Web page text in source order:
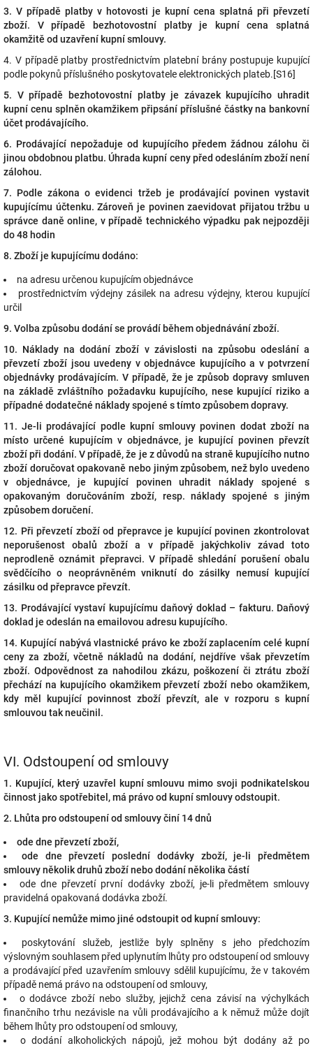
3. V případě platby v hotovosti je kupní cena splatná při převzetí
zboží. V případě bezhotovostní platby je kupní cena splatná
okamžitě od uzavření kupní smlouvy.
4. V případě platby prostřednictvím platební brány postupuje kupující
podle pokynů příslušného poskytovatele elektronických plateb.[S16]
5. V případě bezhotovostní platby je závazek kupujícího uhradit
kupní cenu splněn okamžikem připsání příslušné částky na bankovní
účet prodávajícího.
6. Prodávající nepožaduje od kupujícího předem žádnou zálohu či
jinou obdobnou platbu. Úhrada kupní ceny před odesláním zboží není
zálohou.
7. Podle zákona o evidenci tržeb je prodávající povinen vystavit
kupujícímu účtenku. Zároveň je povinen zaevidovat přijatou tržbu u
správce daně online, v případě technického výpadku pak nejpozději
do 48 hodin
8. Zboží je kupujícímu dodáno:
na adresu určenou kupujícím objednávce
prostřednictvím výdejny zásilek na adresu výdejny, kterou kupující
určil
9. Volba způsobu dodání se provádí během objednávání zboží.
10. Náklady na dodání zboží v závislosti na způsobu odeslání a
převzetí zboží jsou uvedeny v objednávce kupujícího a v potvrzení
objednávky prodávajícím. V případě, že je způsob dopravy smluven
na základě zvláštního požadavku kupujícího, nese kupující riziko a
případné dodatečné náklady spojené s tímto způsobem dopravy.
11. Je-li prodávající podle kupní smlouvy povinen dodat zboží na
místo určené kupujícím v objednávce, je kupující povinen převzít
zboží při dodání. V případě, že je z důvodů na straně kupujícího nutno
zboží doručovat opakovaně nebo jiným způsobem, než bylo uvedeno
v objednávce, je kupující povinen uhradit náklady spojené s
opakovaným doručováním zboží, resp. náklady spojené s jiným
způsobem doručení.
12. Při převzetí zboží od přepravce je kupující povinen zkontrolovat
neporušenost obalů zboží a v případě jakýchkoliv závad toto
neprodleně oznámit přepravci. V případě shledání porušení obalu
svědčícího o neoprávněném vniknutí do zásilky nemusí kupující
zásilku od přepravce převzít.
13. Prodávající vystaví kupujícímu daňový doklad – fakturu. Daňový
doklad je odeslán na emailovou adresu kupujícího.
14. Kupující nabývá vlastnické právo ke zboží zaplacením celé kupní
ceny za zboží, včetně nákladů na dodání, nejdříve však převzetím
zboží. Odpovědnost za nahodilou zkázu, poškození či ztrátu zboží
přechází na kupujícího okamžikem převzetí zboží nebo okamžikem,
kdy měl kupující povinnost zboží převzít, ale v rozporu s kupní
smlouvou tak neučinil.
VI. Odstoupení od smlouvy
1. Kupující, který uzavřel kupní smlouvu mimo svoji podnikatelskou
činnost jako spotřebitel, má právo od kupní smlouvy odstoupit.
2. Lhůta pro odstoupení od smlouvy činí 14 dnů
ode dne převzetí zboží,
ode dne převzetí poslední dodávky zboží, je-li předmětem
smlouvy několik druhů zboží nebo dodání několika částí
ode dne převzetí první dodávky zboží, je-li předmětem smlouvy
pravidelná opakovaná dodávka zboží.
3. Kupující nemůže mimo jiné odstoupit od kupní smlouvy:
poskytování služeb, jestliže byly splněny s jeho předchozím
výslovným souhlasem před uplynutím lhůty pro odstoupení od smlouvy
a prodávající před uzavřením smlouvy sdělil kupujícímu, že v takovém
případě nemá právo na odstoupení od smlouvy,
o dodávce zboží nebo služby, jejichž cena závisí na výchylkách
finančního trhu nezávisle na vůli prodávajícího a k němuž může dojít
během lhůty pro odstoupení od smlouvy,
o dodání alkoholických nápojů, jež mohou být dodány až po